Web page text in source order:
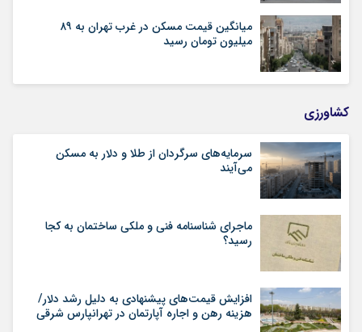
میانگین قیمت مسکن در غرب تهران به ۸۹
میلیون تومان رسید
کشاورزی
سرمایه‌های سرگردان از طلا و دلار به مسکن
می‌آیند
ماجرای شناسنامه‌ فنی و ملکی ساختمان به کجا
رسید؟
افزایش قیمت‌های پیشنهادی به دلیل رشد دلار/
هزینه رهن و اجاره آپارتمان در تهرانپارس شرقی